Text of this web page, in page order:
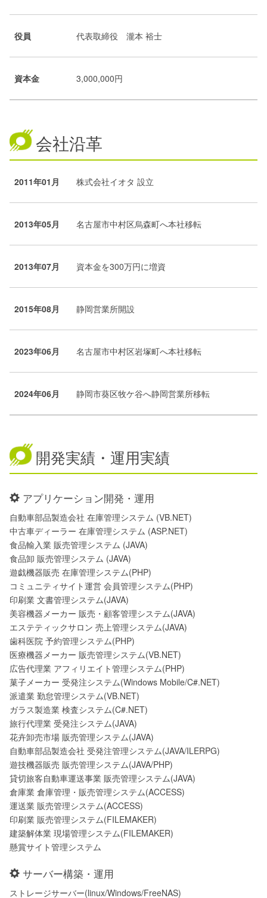
役員 代表取締役 瀧本 裕士
資本金 3,000,000円
会社沿革
2011年01月 株式会社イオタ 設立
2013年05月 名古屋市中村区烏森町へ本社移転
2013年07月 資本金を300万円に増資
2015年08月 静岡営業所開設
2023年06月 名古屋市中村区岩塚町へ本社移転
2024年06月 静岡市葵区牧ケ谷へ静岡営業所移転
開発実績・運用実績
アプリケーション開発・運用
自動車部品製造会社 在庫管理システム (VB.NET)
中古車ディーラー 在庫管理システム (ASP.NET)
食品輸入業 販売管理システム (JAVA)
食品卸 販売管理システム (JAVA)
遊戯機器販売 在庫管理システム(PHP)
コミュニティサイト運営 会員管理システム(PHP)
印刷業 文書管理システム(JAVA)
美容機器メーカー 販売・顧客管理システム(JAVA)
エステティックサロン 売上管理システム(JAVA)
歯科医院 予約管理システム(PHP)
医療機器メーカー 販売管理システム(VB.NET)
広告代理業 アフィリエイト管理システム(PHP)
菓子メーカー 受発注システム(Windows Mobile/C#.NET)
派遣業 勤怠管理システム(VB.NET)
ガラス製造業 検査システム(C#.NET)
旅行代理業 受発注システム(JAVA)
花卉卸売市場 販売管理システム(JAVA)
自動車部品製造会社 受発注管理システム(JAVA/ILERPG)
遊技機器販売 販売管理システム(JAVA/PHP)
貸切旅客自動車運送事業 販売管理システム(JAVA)
倉庫業 倉庫管理・販売管理システム(ACCESS)
運送業 販売管理システム(ACCESS)
印刷業 販売管理システム(FILEMAKER)
建築解体業 現場管理システム(FILEMAKER)
懸賞サイト管理システム
サーバー構築・運用
ストレージサーバー(linux/Windows/FreeNAS)